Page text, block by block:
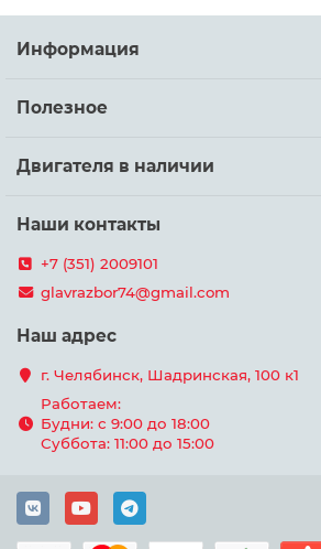
Информация
Полезное
Двигателя в наличии
Наши контакты
+7 (351) 2009101
glavrazbor74@gmail.com
Наш адрес
г. Челябинск, Шадринская, 100 к1
Работаем:
Будни: с 9:00 до 18:00
Суббота: 11:00 до 15:00